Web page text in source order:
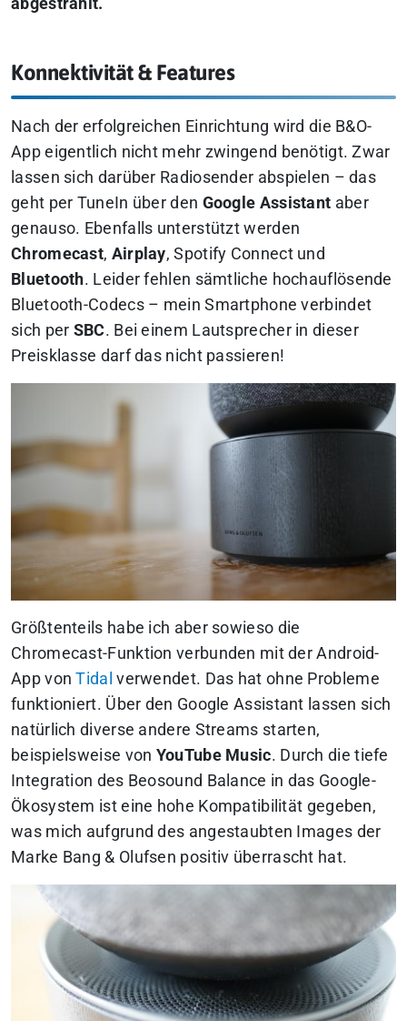
abgestrahlt.
Konnektivität & Features
Nach der erfolgreichen Einrichtung wird die B&O-
App eigentlich nicht mehr zwingend benötigt. Zwar
lassen sich darüber Radiosender abspielen – das
geht per TuneIn über den Google Assistant aber
genauso. Ebenfalls unterstützt werden
Chromecast, Airplay, Spotify Connect und
Bluetooth. Leider fehlen sämtliche hochauflösende
Bluetooth-Codecs – mein Smartphone verbindet
sich per SBC. Bei einem Lautsprecher in dieser
Preisklasse darf das nicht passieren!
Größtenteils habe ich aber sowieso die
Chromecast-Funktion verbunden mit der Android-
App vonTidal verwendet. Das hat ohne Probleme
funktioniert. Über den Google Assistant lassen sich
natürlich diverse andere Streams starten,
beispielsweise von YouTube Music. Durch die tiefe
Integration des Beosound Balance in das Google-
Ökosystem ist eine hohe Kompatibilität gegeben,
was mich aufgrund des angestaubten Images der
Marke Bang & Olufsen positiv überrascht hat.